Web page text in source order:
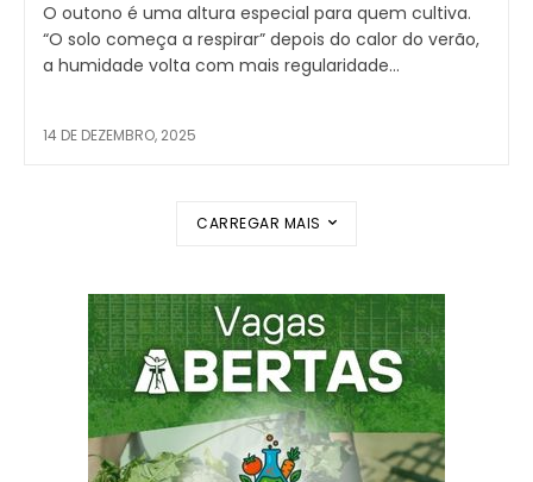
O outono é uma altura especial para quem cultiva.
“O solo começa a respirar” depois do calor do verão,
a humidade volta com mais regularidade...
14 DE DEZEMBRO, 2025
CARREGAR MAIS